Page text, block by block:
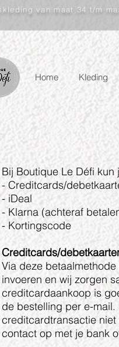
van maat 34 t/m
Home Kleding
Bij Boutique Le Défi
- Creditcards/
- iDeal
- Klarna (achteraf
- Kortingscode
Creditcards/
Via deze
invoeren en wij zorgen
creditcardaankoop is
de bestelling per e-
creditcardtransactie
contact op met je bank